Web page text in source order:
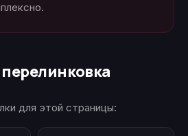
для этой страницы: